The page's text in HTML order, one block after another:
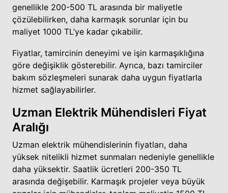
genellikle 200-500 TL arasında bir maliyetle
çözülebilirken, daha karmaşık sorunlar için bu
maliyet 1000 TL’ye kadar çıkabilir.
Fiyatlar, tamircinin deneyimi ve işin karmaşıklığına
göre değişiklik gösterebilir. Ayrıca, bazı tamirciler
bakım sözleşmeleri sunarak daha uygun fiyatlarla
hizmet sağlayabilirler.
Uzman Elektrik Mühendisleri Fiyat
Aralığı
Uzman elektrik mühendislerinin fiyatları, daha
yüksek nitelikli hizmet sunmaları nedeniyle genellikle
daha yüksektir. Saatlik ücretleri 200-350 TL
arasında değişebilir. Karmaşık projeler veya büyük